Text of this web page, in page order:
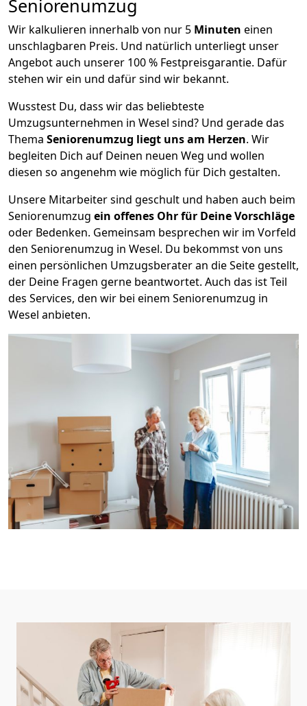
Seniorenumzug
Wir kalkulieren innerhalb von nur 5 Minuten einen
unschlagbaren Preis. Und natürlich unterliegt unser
Angebot auch unserer 100 % Festpreisgarantie. Dafür
stehen wir ein und dafür sind wir bekannt.
Wusstest Du, dass wir das beliebteste
Umzugsunternehmen in Wesel sind? Und gerade das
Thema Seniorenumzug liegt uns am Herzen. Wir
begleiten Dich auf Deinen neuen Weg und wollen
diesen so angenehm wie möglich für Dich gestalten.
Unsere Mitarbeiter sind geschult und haben auch beim
Seniorenumzug ein offenes Ohr für Deine Vorschläge
oder Bedenken. Gemeinsam besprechen wir im Vorfeld
den Seniorenumzug in Wesel. Du bekommst von uns
einen persönlichen Umzugsberater an die Seite gestellt,
der Deine Fragen gerne beantwortet. Auch das ist Teil
des Services, den wir bei einem Seniorenumzug in
Wesel anbieten.